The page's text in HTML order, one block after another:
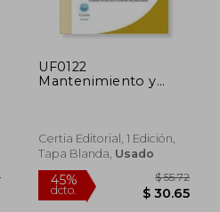
UF0122
Mantenimiento y
dependientes en el
domicilio
Certia Editorial, 1 Edición,
Tapa Blanda, Usado